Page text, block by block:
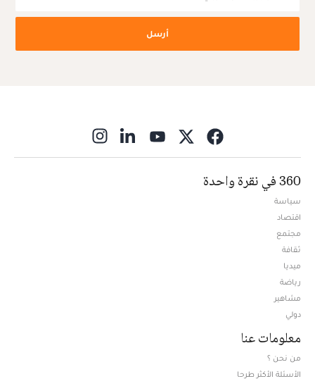
أرسل
360 في نقرة واحدة
سياسة
اقتصاد
مجتمع
ثقافة
ميديا
رياضة
مشاهير
دولي
معلومات عنا
من نحن ؟
الأسئلة الأكثر طرحا